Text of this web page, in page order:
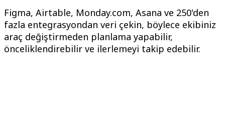
Figma, Airtable, Monday.com, Asana ve 250'den
fazla entegrasyondan veri çekin, böylece ekibiniz
araç değiştirmeden planlama yapabilir,
önceliklendirebilir ve ilerlemeyi takip edebilir.